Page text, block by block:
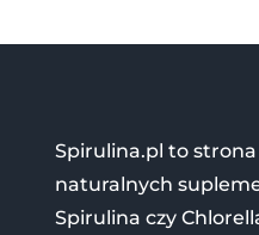
Spirulina.pl to
naturalnych
Spirulina czy